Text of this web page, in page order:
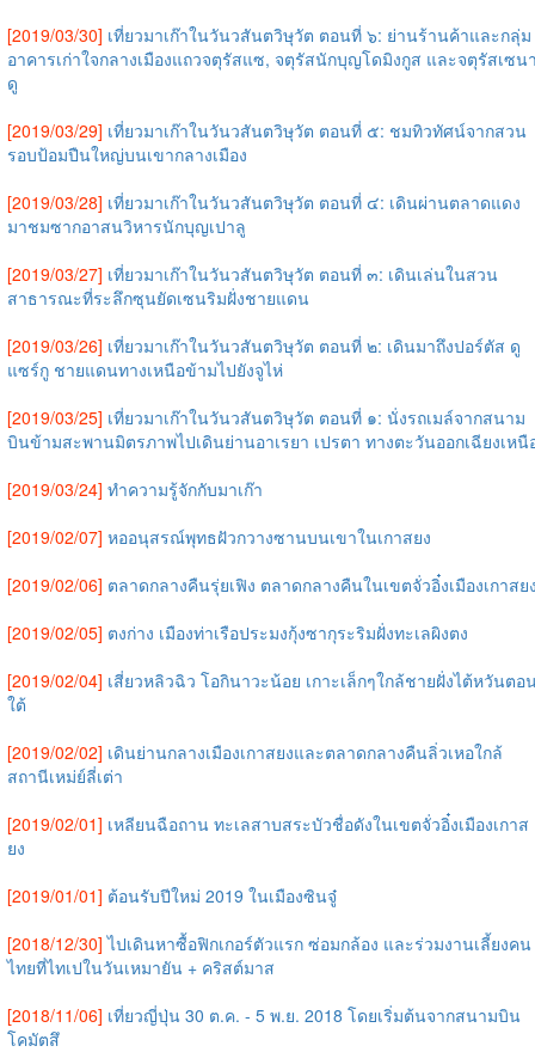
[2019/03/30] เที่ยวมาเก๊าในวันวสันตวิษุวัต ตอนที่ ๖: ย่านร้านค้าและกลุ่ม
อาคารเก่าใจกลางเมืองแถวจตุรัสแซ, จตุรัสนักบุญโดมิงกูส และจตุรัสเซน
ดู
[2019/03/29] เที่ยวมาเก๊าในวันวสันตวิษุวัต ตอนที่ ๕: ชมทิวทัศน์จากสวน
รอบป้อมปืนใหญ่บนเขากลางเมือง
[2019/03/28] เที่ยวมาเก๊าในวันวสันตวิษุวัต ตอนที่ ๔: เดินผ่านตลาดแดง
มาชมซากอาสนวิหารนักบุญเปาลู
[2019/03/27] เที่ยวมาเก๊าในวันวสันตวิษุวัต ตอนที่ ๓: เดินเล่นในสวน
สาธารณะที่ระลึกซุนยัดเซนริมฝั่งชายแดน
[2019/03/26] เที่ยวมาเก๊าในวันวสันตวิษุวัต ตอนที่ ๒: เดินมาถึงปอร์ตัส ดู
แซร์กู ชายแดนทางเหนือข้ามไปยังจูไห่
[2019/03/25] เที่ยวมาเก๊าในวันวสันตวิษุวัต ตอนที่ ๑: นั่งรถเมล์จากสนาม
บินข้ามสะพานมิตรภาพไปเดินย่านอาเรยา เปรตา ทางตะวันออกเฉียงเหนื
[2019/03/24] ทำความรู้จักกับมาเก๊า
[2019/02/07] หออนุสรณ์พุทธฝัวกวางซานบนเขาในเกาสยง
[2019/02/06] ตลาดกลางคืนรุ่ยเฟิง ตลาดกลางคืนในเขตจั่วอิ๋งเมืองเกาสย
[2019/02/05] ตงก่าง เมืองท่าเรือประมงกุ้งซากุระริมฝั่งทะเลผิงตง
[2019/02/04] เสี่ยวหลิวฉิว โอกินาวะน้อย เกาะเล็กๆใกล้ชายฝั่งไต้หวันตอ
ใต้
[2019/02/02] เดินย่านกลางเมืองเกาสยงและตลาดกลางคืนลิ่วเหอใกล้
สถานีเหม่ย์ลี่เต่า
[2019/02/01] เหลียนฉือถาน ทะเลสาบสระบัวชื่อดังในเขตจั่วอิ๋งเมืองเกาส
ยง
[2019/01/01] ต้อนรับปีใหม่ 2019 ในเมืองซินจู๋
[2018/12/30] ไปเดินหาซื้อฟิกเกอร์ตัวแรก ซ่อมกล้อง และร่วมงานเลี้ยงคน
ไทยที่ไทเปในวันเหมายัน + คริสต์มาส
[2018/11/06] เที่ยวญี่ปุ่น 30 ต.ค. - 5 พ.ย. 2018 โดยเริ่มต้นจากสนามบิน
โคมัตสึ